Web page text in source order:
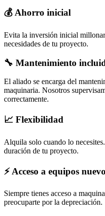
💰 Ahorro inicial
Evita la inversión inicial
necesidades de tu proyecto.
🔧 Mantenimiento
El aliado se encarga del
maquinaria. Nosotros
correctamente.
📈 Flexibilidad
Alquila solo cuando lo
duración de tu proyecto.
⚡ Acceso a equipos
Siempre tienes acceso a
preocuparte por la depreciación.